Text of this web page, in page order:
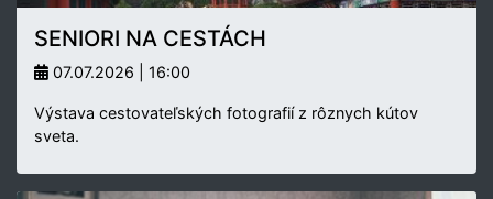
SENIORI NA CESTÁCH
07.07.2026 | 16:00
Výstava cestovateľských fotografií z rôznych kútov
sveta.